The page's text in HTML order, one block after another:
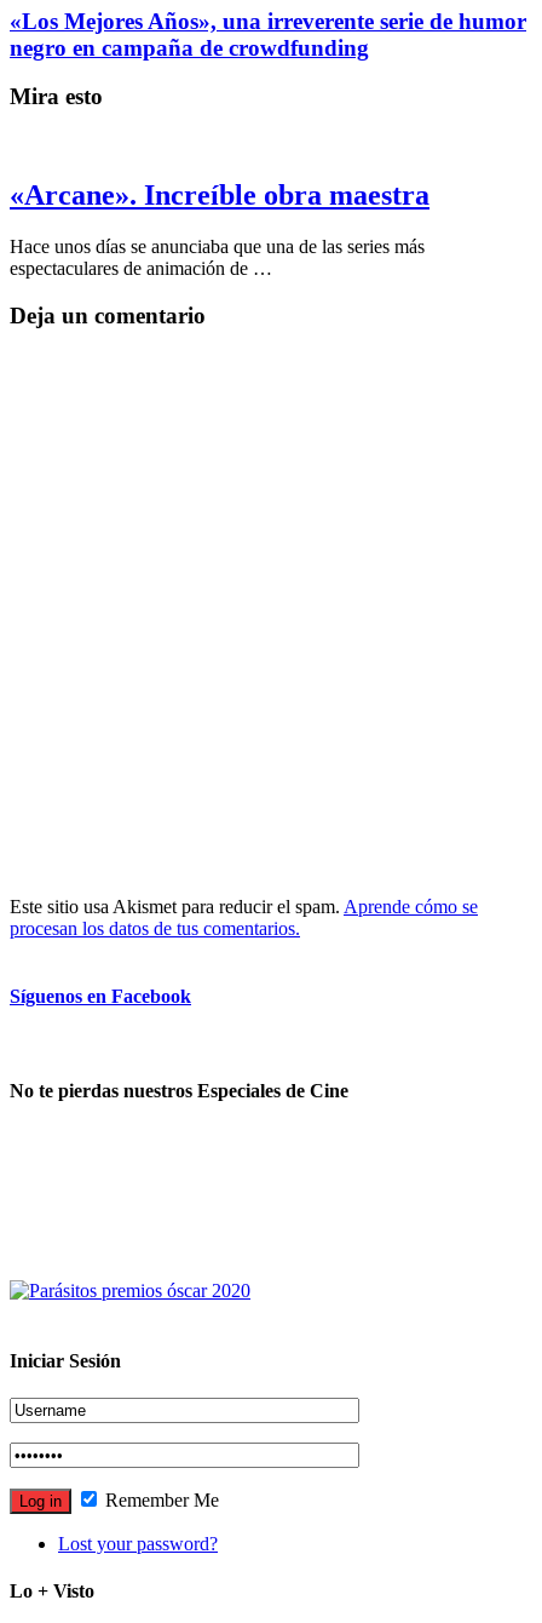
«Los Mejores Años», una irreverente serie de humor
negro en campaña de crowdfunding
Mira esto
«Arcane». Increíble obra maestra
Hace unos días se anunciaba que una de las series más
espectaculares de animación de …
Deja un comentario
Este sitio usa Akismet para reducir el spam. Aprende cómo se
procesan los datos de tus comentarios.
Síguenos en Facebook
No te pierdas nuestros Especiales de Cine
Iniciar Sesión
Remember Me
Lost your password?
Lo + Visto